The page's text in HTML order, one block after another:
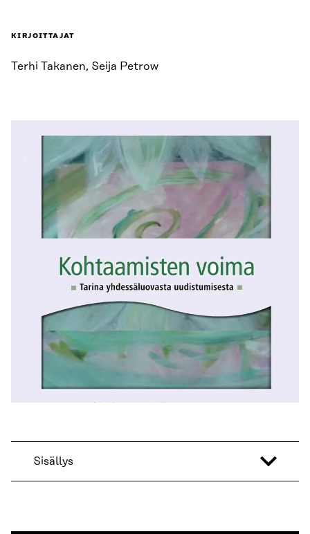
KIRJOITTAJAT
Terhi Takanen, Seija Petrow
Sisällys